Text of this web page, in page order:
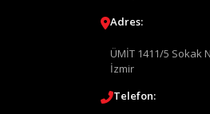
Adres:
ÜMİT 1411/5 Sokak
İzmir
Telefon: